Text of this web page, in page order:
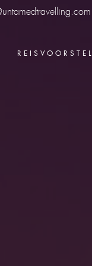
REISVOORSTEL